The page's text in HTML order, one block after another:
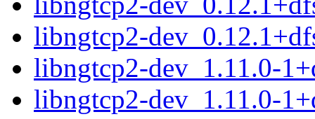
libngtcp2-
libngtcp2-dev_1.11.0-
libngtcp2-dev_1.11.0-